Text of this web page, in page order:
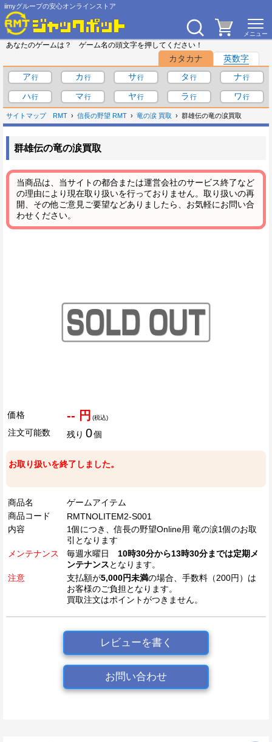
iimyグループの安心オンラインストア
あなたのゲームは？ ゲーム名の頭文字を押してください！
カタカナ
英数字
ア
カ サ タ
ナ
ハ
マ ヤ ラ ワ
サイトマップ RMT 信長の野望 RMT 竜の涙 買取 群雄伝の竜の涙買取
群雄伝の竜の涙買取
当商品は、当サイトの都合または運営会社のサービス終了など
の理由により現在取り扱いを行っておりません。取り扱いの再
開、その他ご意見ご要望などありましたら、お気軽にお問い合
わせください。
価格 -- 円 (税込)
注文可能数 残り 0個
お取り扱いを終了しました。
商品名
ゲームアイテム
商品コード
RMTNOLITEM2-S001
内容
1個につき、信長の野望Online用 竜の涙1個のお取
引となります
メンテナンス
毎週水曜日 10時30分から13時30分までは定期メ
ンテナンスとなります。
注意
支払額が5,000円未満の場合、手数料（200円）は
お客様のご負担となります。
買取注文はポイントがつきません。
レビューを書く
お問い合わせ